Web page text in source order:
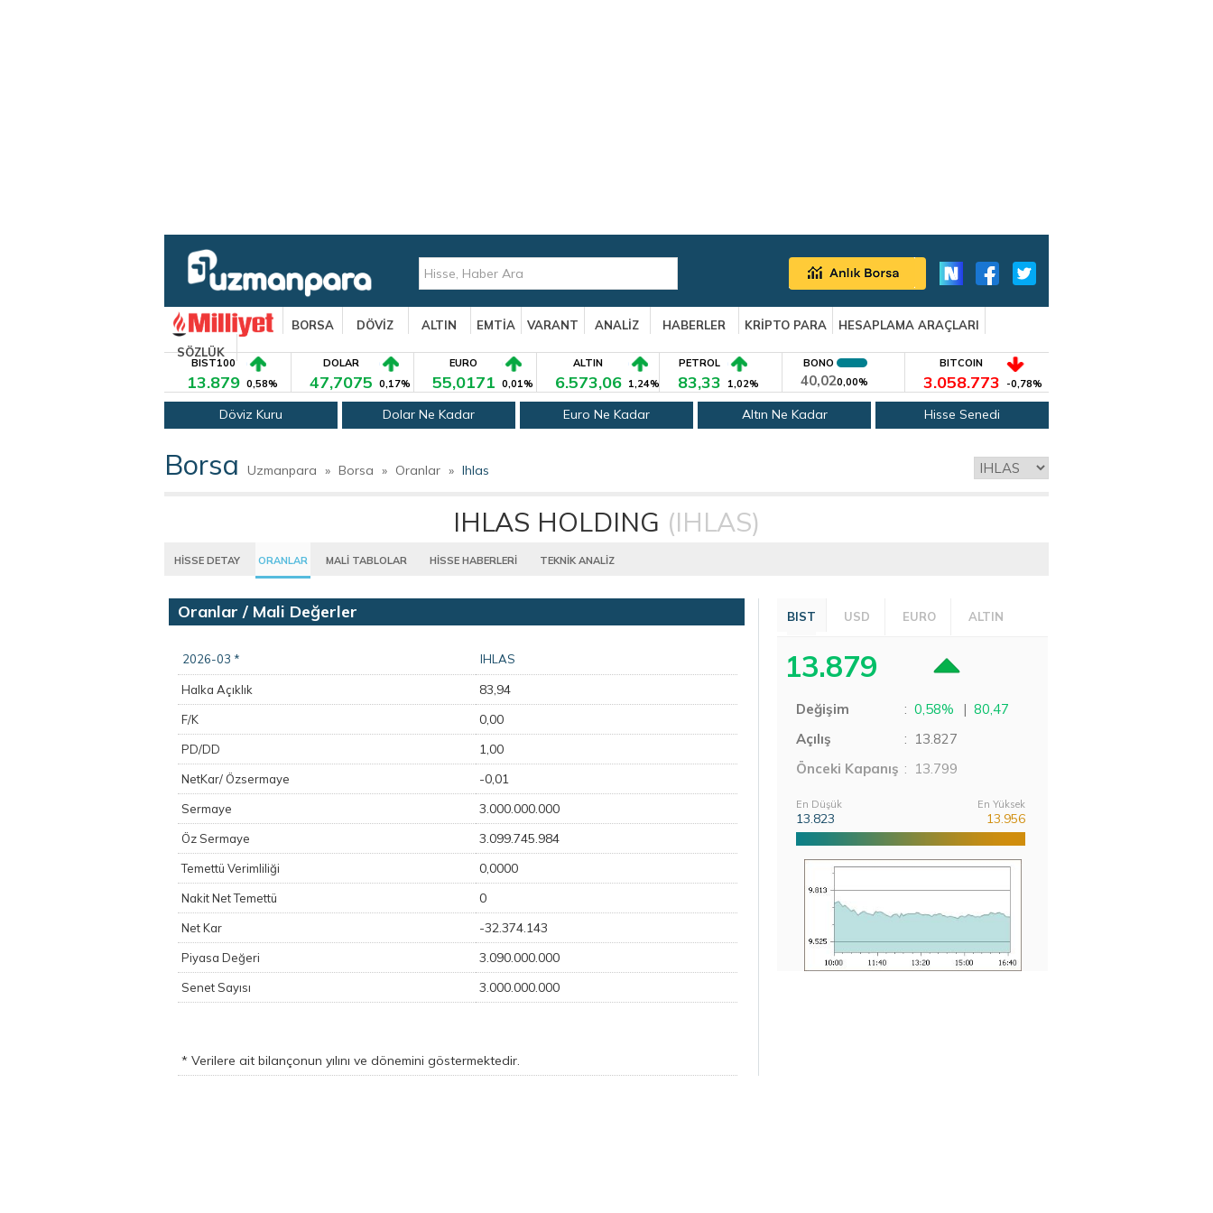
BORSA DÖVİZ ALTIN EMTİA VARANT ANALİZ HABERLER KRİPTO PARA
HESAPLAMA ARAÇLARI
SÖZLÜK
BIST100
13.879 0,58%
DOLAR
47,7075 0,17%
EURO
55,0171 0,01%
ALTIN
6.573,06 1,24%
PETROL
83,33 1,02%
BONO
40,020,00%
BITCOIN
3.058.773 -0,78%
Döviz Kuru Dolar Ne Kadar Euro Ne Kadar Altın Ne Kadar Hisse Senedi
Borsa Uzmanpara » Borsa » Oranlar » Ihlas
IHLAS HOLDING (IHLAS)
HİSSE DETAY ORANLAR MALİ TABLOLAR HİSSE HABERLERİ TEKNİK ANALİZ
Oranlar / Mali Değerler
2026-03 * IHLAS
Halka Açıklık 83,94
F/K 0,00
PD/DD 1,00
NetKar/ Özsermaye -0,01
Sermaye 3.000.000.000
Öz Sermaye 3.099.745.984
Temettü Verimliliği 0,0000
Nakit Net Temettü 0
Net Kar -32.374.143
Piyasa Değeri 3.090.000.000
Senet Sayısı 3.000.000.000
* Verilere ait bilançonun yılını ve dönemini göstermektedir.
BIST USD EURO ALTIN
13.879
Değişim : 0,58% | 80,47
Açılış
: 13.827
Önceki Kapanış : 13.799
En Düşük
13.823
En Yüksek
13.956